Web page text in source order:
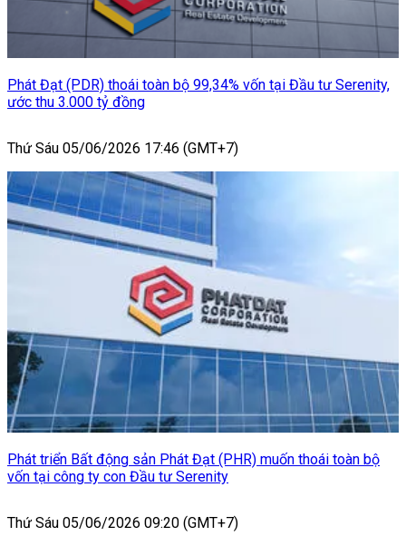
Phát Đạt (PDR) thoái toàn bộ 99,34% vốn tại Đầu tư Serenity,
ước thu 3.000 tỷ đồng
Thứ Sáu 05/06/2026 17:46 (GMT+7)
Phát triển Bất động sản Phát Đạt (PHR) muốn thoái toàn bộ
vốn tại công ty con Đầu tư Serenity
Thứ Sáu 05/06/2026 09:20 (GMT+7)